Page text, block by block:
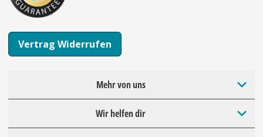
Vertrag Widerrufen
Mehr von uns
Wir helfen dir